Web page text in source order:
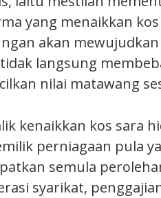
yang menaikkan
akan
tidak langsung
nilai matawang
kenaikkan kos sara
perniagaan pula
semula
syarikat,